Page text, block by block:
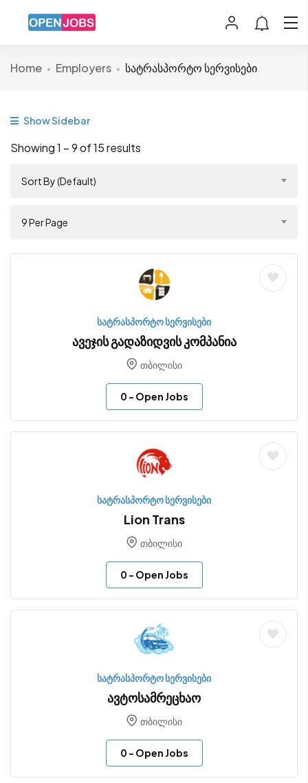
Home Employers სატრასპორტო სერვისები
Show Sidebar
Showing1 –9of 15 results
Sort By (Default)
9 Per Page
სატრასპორტო სერვისები
ავეჯის გადაზიდვის კომპანია
თბილისი
0 - Open Jobs
სატრასპორტო სერვისები
Lion Trans
თბილისი
0 - Open Jobs
სატრასპორტო სერვისები
ავტოსამრეცხაო
თბილისი
0 - Open Jobs